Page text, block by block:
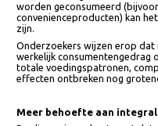
Substitutie of extra
Daarnaast blijft onduidelijk in
daadwerkelijk dierlijke
zuivel volledig substitueren
milieubelasting afnemen.
zijn.